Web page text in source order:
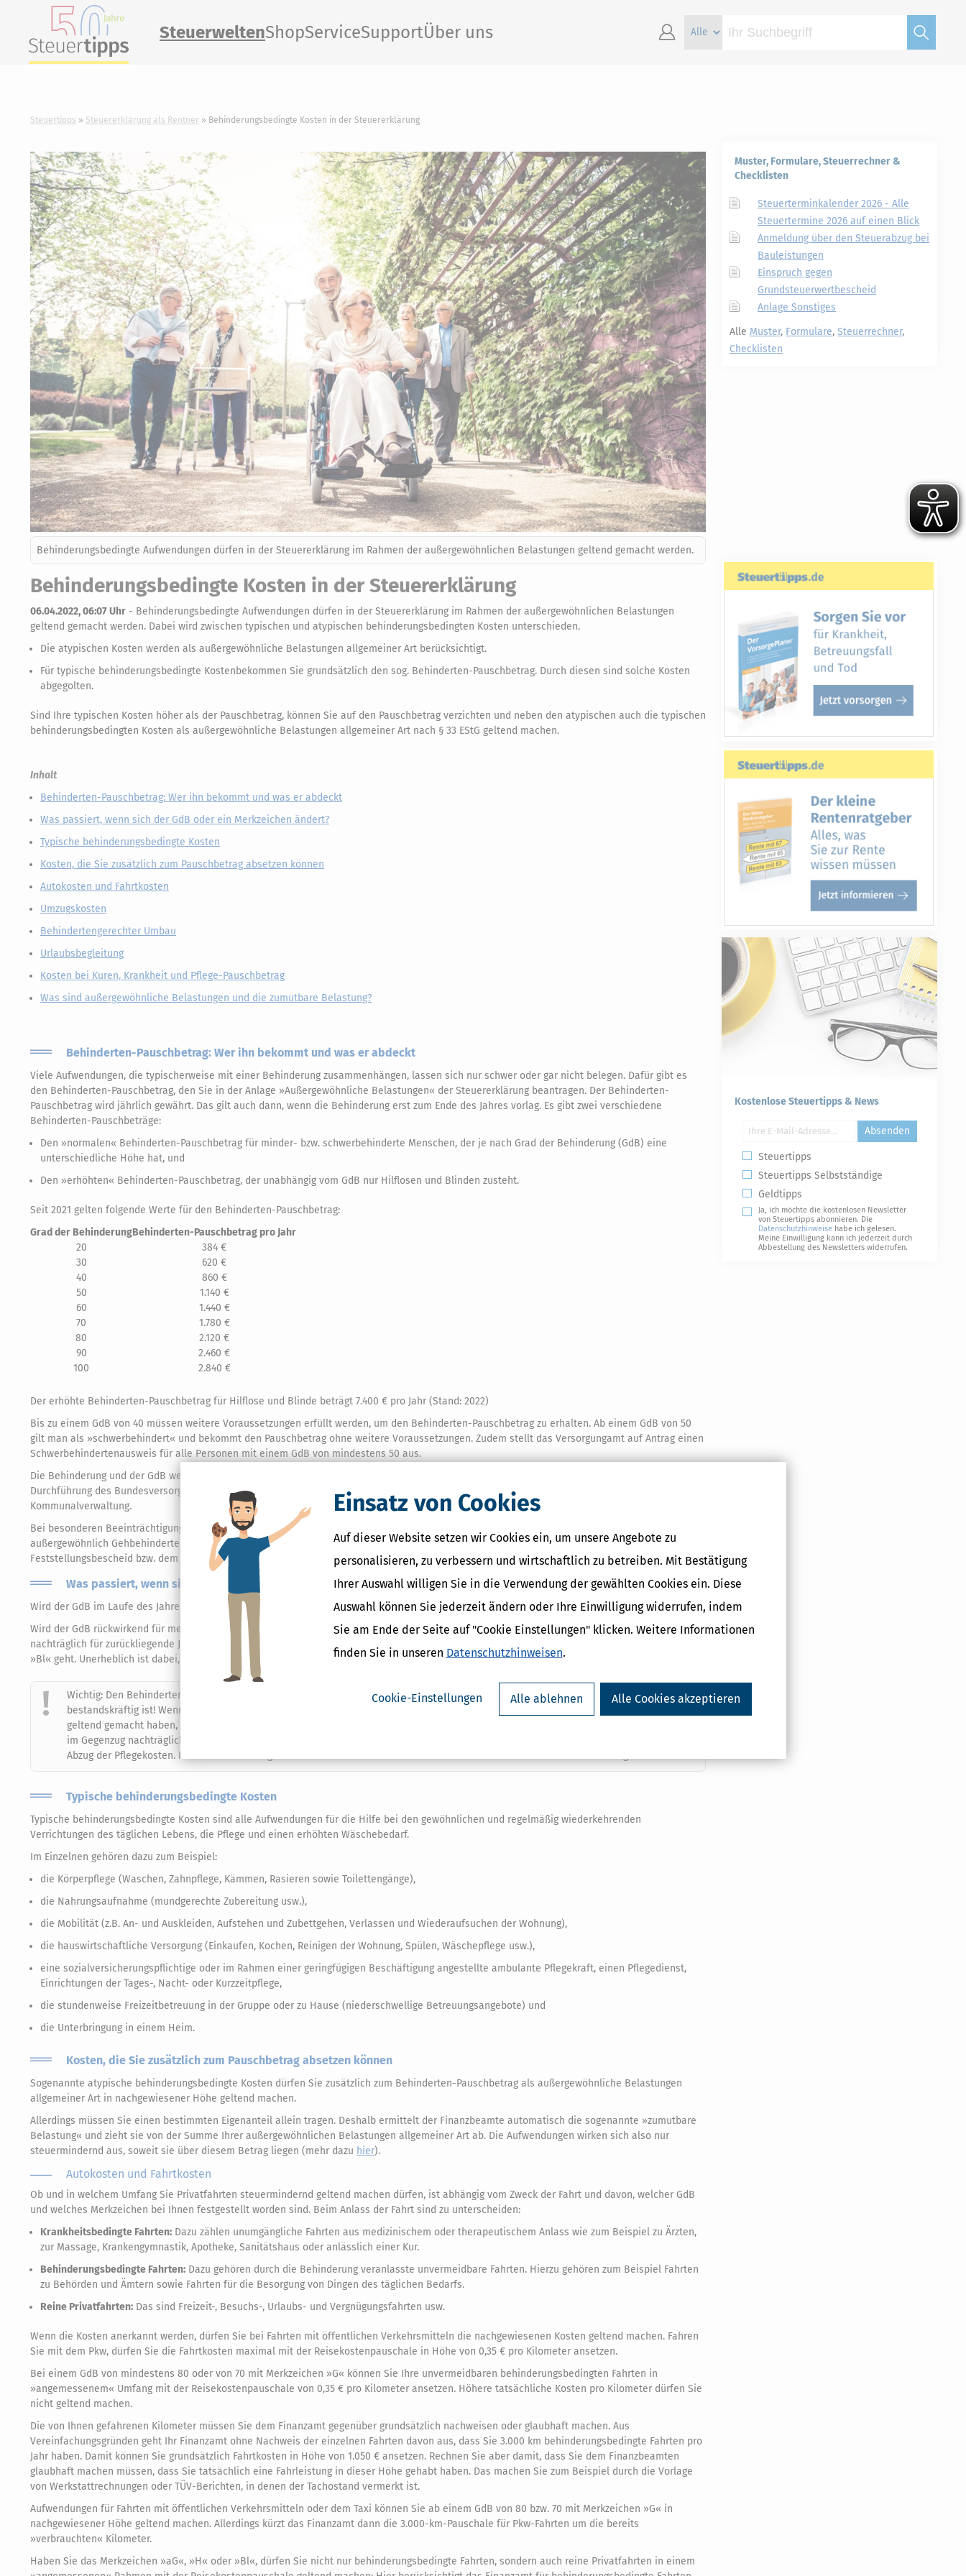
Einsatz von Cookies
Auf dieser Website setzen wir Cookies ein, um unsere Angebote zu
personalisieren, zu verbessern und wirtschaftlich zu betreiben. Mit Bestätigung
Ihrer Auswahl willigen Sie in die Verwendung der gewählten Cookies ein. Diese
Auswahl können Sie jederzeit ändern oder Ihre Einwilligung widerrufen, indem
Sie am Ende der Seite auf "Cookie Einstellungen" klicken. Weitere Informationen
finden Sie in unseren Datenschutzhinweisen.
Cookie-Einstellungen Alle ablehnen Alle Cookies akzeptieren
SteuerweltenShopServiceSupportÜber uns
Steuertipps Steuererklärung als Rentner Behinderungsbedingte Kosten in der Steuererklärung
Behinderungsbedingte Aufwendungen dürfen in der Steuererklärung im Rahmen der außergewöhnlichen Belastungen geltend gemacht werden.
Behinderungsbedingte Kosten in der Steuererklärung
06.04.2022, 06:07 Uhr - Behinderungsbedingte Aufwendungen dürfen in der Steuererklärung im Rahmen der außergewöhnlichen Belastungen
geltend gemacht werden. Dabei wird zwischen typischen und atypischen behinderungsbedingten Kosten unterschieden.
Die atypischen Kosten werden als außergewöhnliche Belastungen allgemeiner Art berücksichtigt.
Für typische behinderungsbedingte Kostenbekommen Sie grundsätzlich den sog. Behinderten-Pauschbetrag. Durch diesen sind solche Kosten
abgegolten.
Sind Ihre typischen Kosten höher als der Pauschbetrag, können Sie auf den Pauschbetrag verzichten und neben den atypischen auch die typischen
behinderungsbedingten Kosten als außergewöhnliche Belastungen allgemeiner Art nach § 33 EStG geltend machen.
Inhalt
Behinderten-Pauschbetrag: Wer ihn bekommt und was er abdeckt
Was passiert, wenn sich der GdB oder ein Merkzeichen ändert?
Typische behinderungsbedingte Kosten
Kosten, die Sie zusätzlich zum Pauschbetrag absetzen können
Autokosten und Fahrtkosten
Umzugskosten
Behindertengerechter Umbau
Urlaubsbegleitung
Kosten bei Kuren, Krankheit und Pflege-Pauschbetrag
Was sind außergewöhnliche Belastungen und die zumutbare Belastung?
Behinderten-Pauschbetrag: Wer ihn bekommt und was er abdeckt
Viele Aufwendungen, die typischerweise mit einer Behinderung zusammenhängen, lassen sich nur schwer oder gar nicht belegen. Dafür gibt es
den Behinderten-Pauschbetrag, den Sie in der Anlage »Außergewöhnliche Belastungen« der Steuererklärung beantragen. Der Behinderten-
Pauschbetrag wird jährlich gewährt. Das gilt auch dann, wenn die Behinderung erst zum Ende des Jahres vorlag. Es gibt zwei verschiedene
Behinderten-Pauschbeträge:
Den »normalen« Behinderten-Pauschbetrag für minder- bzw. schwerbehinderte Menschen, der je nach Grad der Behinderung (GdB) eine
unterschiedliche Höhe hat, und
Den »erhöhten« Behinderten-Pauschbetrag, der unabhängig vom GdB nur Hilflosen und Blinden zusteht.
Seit 2021 gelten folgende Werte für den Behinderten-Pauschbetrag:
Grad der BehinderungBehinderten-Pauschbetrag pro Jahr
20
384 €
30
620 €
40
860 €
50
1.140 €
60
1.440 €
70
1.780 €
80
2.120 €
90
2.460 €
100
2.840 €
Der erhöhte Behinderten-Pauschbetrag für Hilflose und Blinde beträgt 7.400 € pro Jahr (Stand: 2022)
Bis zu einem GdB von 40 müssen weitere Voraussetzungen erfüllt werden, um den Behinderten-Pauschbetrag zu erhalten. Ab einem GdB von 50
gilt man als »schwerbehindert« und bekommt den Pauschbetrag ohne weitere Voraussetzungen. Zudem stellt das Versorgungamt auf Antrag einen
Schwerbehindertenausweis für alle Personen mit einem GdB von mindestens 50 aus.
Die Behinderung und der GdB werden auf Ihren Antrag hin durch einen Feststellungsbescheid festgesetzt. Ansprechpartner ist die für die
Durchführung des Bundesversorgungsgesetzes zuständige Behörde. Das ist i.d.R. das Versorgungsamt, in manchen Bundesländern die
Kommunalverwaltung.
Bei besonderen Beeinträchtigungen werden bestimmte Merkzeichen vergeben, zum Beispiel »G« oder »aG« für Gehbehinderte oder
außergewöhnlich Gehbehinderte. Diese Merkmale können für steuerliche Vergünstigungen wichtig sein – achten Sie also darauf, dass sie im
Feststellungsbescheid bzw. dem Schwerbehindertenausweis entsprechend vermerkt sind.
Was passiert, wenn sich der GdB oder ein Merkzeichen ändert?
Wird der GdB im Laufe des Jahres herauf- oder herabgesetzt, steht Ihnen für dieses Jahr der höhere Pauschbetrag zu.
Wird der GdB rückwirkend für mehrere Jahre erstmals festgestellt oder heraufgesetzt, dann können Sie den (höheren) Behinderten-Pauschbetrag
nachträglich für zurückliegende Jahre geltend machen. Das Gleiche gilt, wenn es bei der rückwirkenden Änderung um die Merkzeichen »H« bzw.
»Bl« geht. Unerheblich ist dabei, weshalb es erst nachträglich zu der Feststellung gekommen ist.
Wichtig: Den Behinderten-Pauschbetrag gibt es auch dann noch nachträglich, wenn der Steuerbescheid für das betreffende Jahr schon
bestandskräftig ist! Wenn Sie erstmals Anspruch auf einen Behinderten-Pauschbetrag haben und in der Vergangenheit Pflegekosten
geltend gemacht haben, müssen Sie gut aufpassen: Wenn Sie jetzt den Pauschbetrag beanspruchen, verweigert der Finanzbeamte Ihnen
im Gegenzug nachträglich den Abzug der Pflegekosten! Es gibt nämlich immer nur entweder den Behinderten-Pauschbetrag oder den
Abzug der Pflegekosten. Rechnen Sie daher genau nach – vielleicht lohnt sich bei Ihnen der Verzicht auf den Pauschbetrag.
Typische behinderungsbedingte Kosten
Typische behinderungsbedingte Kosten sind alle Aufwendungen für die Hilfe bei den gewöhnlichen und regelmäßig wiederkehrenden
Verrichtungen des täglichen Lebens, die Pflege und einen erhöhten Wäschebedarf.
Im Einzelnen gehören dazu zum Beispiel:
die Körperpflege (Waschen, Zahnpflege, Kämmen, Rasieren sowie Toilettengänge),
die Nahrungsaufnahme (mundgerechte Zubereitung usw.),
die Mobilität (z.B. An- und Auskleiden, Aufstehen und Zubettgehen, Verlassen und Wiederaufsuchen der Wohnung),
die hauswirtschaftliche Versorgung (Einkaufen, Kochen, Reinigen der Wohnung, Spülen, Wäschepflege usw.),
eine sozialversicherungspflichtige oder im Rahmen einer geringfügigen Beschäftigung angestellte ambulante Pflegekraft, einen Pflegedienst,
Einrichtungen der Tages-, Nacht- oder Kurzzeitpflege,
die stundenweise Freizeitbetreuung in der Gruppe oder zu Hause (niederschwellige Betreuungsangebote) und
die Unterbringung in einem Heim.
Kosten, die Sie zusätzlich zum Pauschbetrag absetzen können
Sogenannte atypische behinderungsbedingte Kosten dürfen Sie zusätzlich zum Behinderten-Pauschbetrag als außergewöhnliche Belastungen
allgemeiner Art in nachgewiesener Höhe geltend machen.
Allerdings müssen Sie einen bestimmten Eigenanteil allein tragen. Deshalb ermittelt der Finanzbeamte automatisch die sogenannte »zumutbare
Belastung« und zieht sie von der Summe Ihrer außergewöhnlichen Belastungen allgemeiner Art ab. Die Aufwendungen wirken sich also nur
steuermindernd aus, soweit sie über diesem Betrag liegen (mehr dazu hier).
Autokosten und Fahrtkosten
Ob und in welchem Umfang Sie Privatfahrten steuermindernd geltend machen dürfen, ist abhängig vom Zweck der Fahrt und davon, welcher GdB
und welches Merkzeichen bei Ihnen festgestellt worden sind. Beim Anlass der Fahrt sind zu unterscheiden:
Krankheitsbedingte Fahrten: Dazu zählen unumgängliche Fahrten aus medizinischem oder therapeutischem Anlass wie zum Beispiel zu Ärzten,
zur Massage, Krankengymnastik, Apotheke, Sanitätshaus oder anlässlich einer Kur.
Behinderungsbedingte Fahrten: Dazu gehören durch die Behinderung veranlasste unvermeidbare Fahrten. Hierzu gehören zum Beispiel Fahrten
zu Behörden und Ämtern sowie Fahrten für die Besorgung von Dingen des täglichen Bedarfs.
Reine Privatfahrten: Das sind Freizeit-, Besuchs-, Urlaubs- und Vergnügungsfahrten usw.
Wenn die Kosten anerkannt werden, dürfen Sie bei Fahrten mit öffentlichen Verkehrsmitteln die nachgewiesenen Kosten geltend machen. Fahren
Sie mit dem Pkw, dürfen Sie die Fahrtkosten maximal mit der Reisekostenpauschale in Höhe von 0,35 € pro Kilometer ansetzen.
Bei einem GdB von mindestens 80 oder von 70 mit Merkzeichen »G« können Sie Ihre unvermeidbaren behinderungsbedingten Fahrten in
»angemessenem« Umfang mit der Reisekostenpauschale von 0,35 € pro Kilometer ansetzen. Höhere tatsächliche Kosten pro Kilometer dürfen Sie
nicht geltend machen.
Die von Ihnen gefahrenen Kilometer müssen Sie dem Finanzamt gegenüber grundsätzlich nachweisen oder glaubhaft machen. Aus
Vereinfachungsgründen geht Ihr Finanzamt ohne Nachweis der einzelnen Fahrten davon aus, dass Sie 3.000 km behinderungsbedingte Fahrten pro
Jahr haben. Damit können Sie grundsätzlich Fahrtkosten in Höhe von 1.050 € ansetzen. Rechnen Sie aber damit, dass Sie dem Finanzbeamten
glaubhaft machen müssen, dass Sie tatsächlich eine Fahrleistung in dieser Höhe gehabt haben. Das machen Sie zum Beispiel durch die Vorlage
von Werkstattrechnungen oder TÜV-Berichten, in denen der Tachostand vermerkt ist.
Aufwendungen für Fahrten mit öffentlichen Verkehrsmitteln oder dem Taxi können Sie ab einem GdB von 80 bzw. 70 mit Merkzeichen »G« in
nachgewiesener Höhe geltend machen. Allerdings kürzt das Finanzamt dann die 3.000-km-Pauschale für Pkw-Fahrten um die bereits
»verbrauchten« Kilometer.
Haben Sie das Merkzeichen »aG«, »H« oder »Bl«, dürfen Sie nicht nur behinderungsbedingte Fahrten, sondern auch reine Privatfahrten in einem
Muster, Formulare, Steuerrechner &
Checklisten
Steuerterminkalender 2026 - Alle
Steuertermine 2026 auf einen Blick
Anmeldung über den Steuerabzug bei
Bauleistungen
Einspruch gegen
Grundsteuerwertbescheid
Anlage Sonstiges
Alle Muster, Formulare, Steuerrechner,
Checklisten
Kostenlose Steuertipps & News
Absenden
Steuertipps
Steuertipps Selbstständige
Geldtipps
Ja, ich möchte die kostenlosen Newsletter
von Steuertipps abonnieren. Die
Datenschutzhinweise habe ich gelesen.
Meine Einwilligung kann ich jederzeit durch
Abbestellung des Newsletters widerrufen.